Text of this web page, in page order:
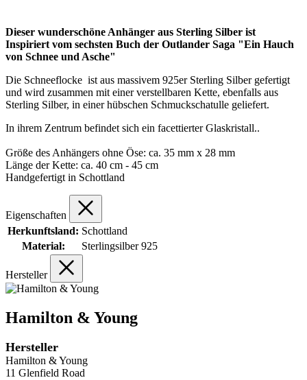
Dieser wunderschöne Anhänger aus Sterling Silber ist
Inspiriert vom sechsten Buch der Outlander Saga "Ein Hauch
von Schnee und Asche"
Die Schneeflocke ist aus massivem 925er Sterling Silber gefertigt
und wird zusammen mit einer verstellbaren Kette, ebenfalls aus
Sterling Silber, in einer hübschen Schmuckschatulle geliefert.
In ihrem Zentrum befindet sich ein facettierter Glaskristall..
Größe des Anhängers ohne Öse: ca. 35 mm x 28 mm
Länge der Kette: ca. 40 cm - 45 cm
Handgefertigt in Schottland
Eigenschaften
Herkunftsland: Schottland
Material:
Sterlingsilber 925
Hersteller
Hamilton & Young
Hersteller
Hamilton & Young
11 Glenfield Road